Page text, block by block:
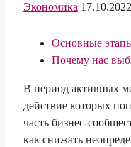
Экономика 17.10.2022
Основные
Почему нас
В период активных
действие которых
часть бизнес-
как снижать